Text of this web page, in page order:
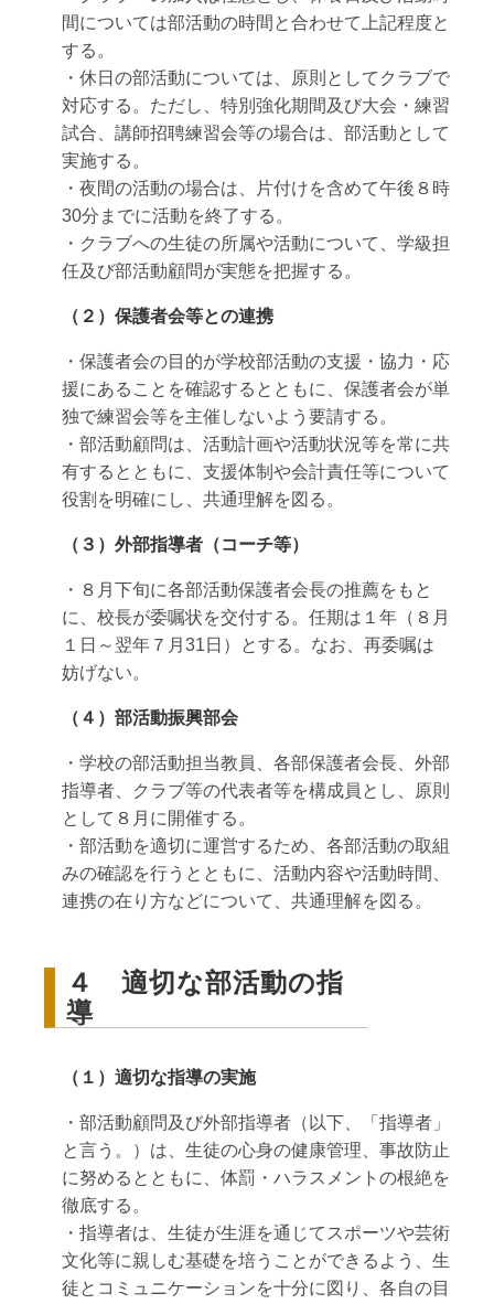
間については部活動の時間と合わせて上記程度と
する。
・休日の部活動については、原則としてクラブで
対応する。ただし、特別強化期間及び大会・練習
試合、講師招聘練習会等の場合は、部活動として
実施する。
・夜間の活動の場合は、片付けを含めて午後８時
30分までに活動を終了する。
・クラブへの生徒の所属や活動について、学級担
任及び部活動顧問が実態を把握する。
（２）保護者会等との連携
・保護者会の目的が学校部活動の支援・協力・応
援にあることを確認するとともに、保護者会が単
独で練習会等を主催しないよう要請する。
・部活動顧問は、活動計画や活動状況等を常に共
有するとともに、支援体制や会計責任等について
役割を明確にし、共通理解を図る。
（３）外部指導者（コーチ等）
・８月下旬に各部活動保護者会長の推薦をもと
に、校長が委嘱状を交付する。任期は１年（８月
１日～翌年７月31日）とする。なお、再委嘱は
妨げない。
（４）部活動振興部会
・学校の部活動担当教員、各部保護者会長、外部
指導者、クラブ等の代表者等を構成員とし、原則
として８月に開催する。
・部活動を適切に運営するため、各部活動の取組
みの確認を行うとともに、活動内容や活動時間、
連携の在り方などについて、共通理解を図る。
４ 適切な部活動の指
導
（１）適切な指導の実施
・部活動顧問及び外部指導者（以下、「指導者」
と言う。）は、生徒の心身の健康管理、事故防止
に努めるとともに、体罰・ハラスメントの根絶を
徹底する。
・指導者は、生徒が生涯を通じてスポーツや芸術
文化等に親しむ基礎を培うことができるよう、生
徒とコミュニケーションを十分に図り、各自の目